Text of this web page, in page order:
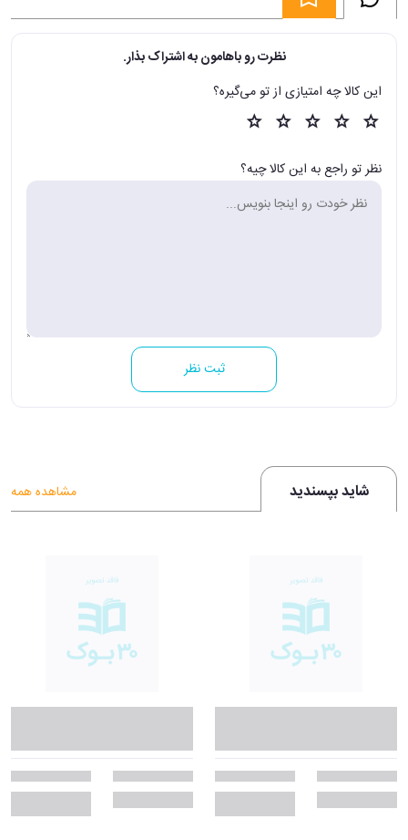
نظرت رو باهامون به اشتراک بذار.
این کالا چه امتیازی از تو می‌گیره؟
نظر تو راجع به این کالا چیه؟
ثبت نظر
شاید بپسندید مشاهده همه